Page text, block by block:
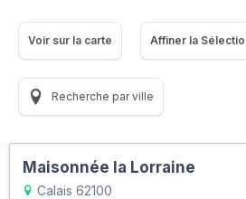
Voir sur la carte Affiner la
Recherche par ville
Maisonnée la Lorraine
Calais 62100